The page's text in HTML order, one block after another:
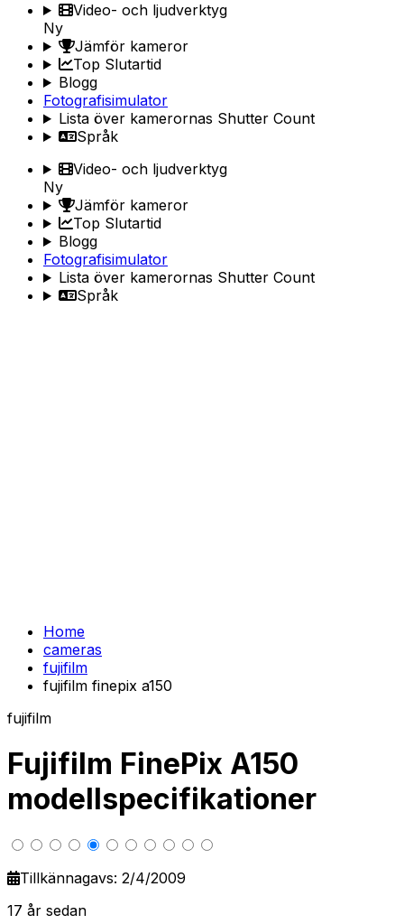
Video- och ljudverktyg
Ny
Jämför kameror
Top Slutartid
Blogg
Fotografisimulator
Lista över kamerornas Shutter Count
Språk
Video- och ljudverktyg
Ny
Jämför kameror
Top Slutartid
Blogg
Fotografisimulator
Lista över kamerornas Shutter Count
Språk
Home
cameras
fujifilm
fujifilm finepix a150
fujifilm
Fujifilm FinePix A150
modellspecifikationer
Tillkännagavs: 2/4/2009
17 år sedan